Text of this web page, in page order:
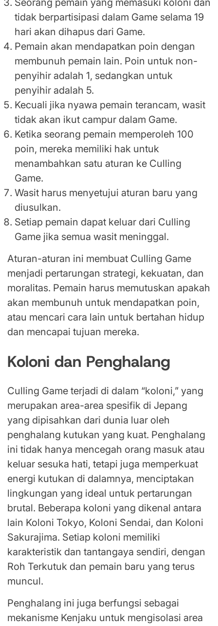
Seorang pemain yang memasuki koloni dan
tidak berpartisipasi dalam Game selama 19
hari akan dihapus dari Game.
Pemain akan mendapatkan poin dengan
membunuh pemain lain. Poin untuk non-
penyihir adalah 1, sedangkan untuk
penyihir adalah 5.
Kecuali jika nyawa pemain terancam, wasit
tidak akan ikut campur dalam Game.
Ketika seorang pemain memperoleh 100
poin, mereka memiliki hak untuk
menambahkan satu aturan ke Culling
Game.
Wasit harus menyetujui aturan baru yang
diusulkan.
Setiap pemain dapat keluar dari Culling
Game jika semua wasit meninggal.
Aturan-aturan ini membuat Culling Game
menjadi pertarungan strategi, kekuatan, dan
moralitas. Pemain harus memutuskan apakah
akan membunuh untuk mendapatkan poin,
atau mencari cara lain untuk bertahan hidup
dan mencapai tujuan mereka.
Koloni dan Penghalang
Culling Game terjadi di dalam “koloni,” yang
merupakan area-area spesifik di Jepang
yang dipisahkan dari dunia luar oleh
penghalang kutukan yang kuat. Penghalang
ini tidak hanya mencegah orang masuk atau
keluar sesuka hati, tetapi juga memperkuat
energi kutukan di dalamnya, menciptakan
lingkungan yang ideal untuk pertarungan
brutal. Beberapa koloni yang dikenal antara
lain Koloni Tokyo, Koloni Sendai, dan Koloni
Sakurajima. Setiap koloni memiliki
karakteristik dan tantangaya sendiri, dengan
Roh Terkutuk dan pemain baru yang terus
muncul.
Penghalang ini juga berfungsi sebagai
mekanisme Kenjaku untuk mengisolasi area